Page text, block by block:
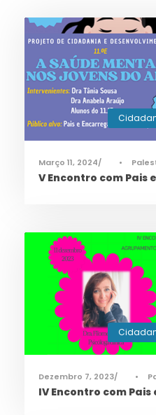
Março 11, 2024 •
V Encontro com Pais e
Dezembro 7, 2023 •
IV Encontro com Pais